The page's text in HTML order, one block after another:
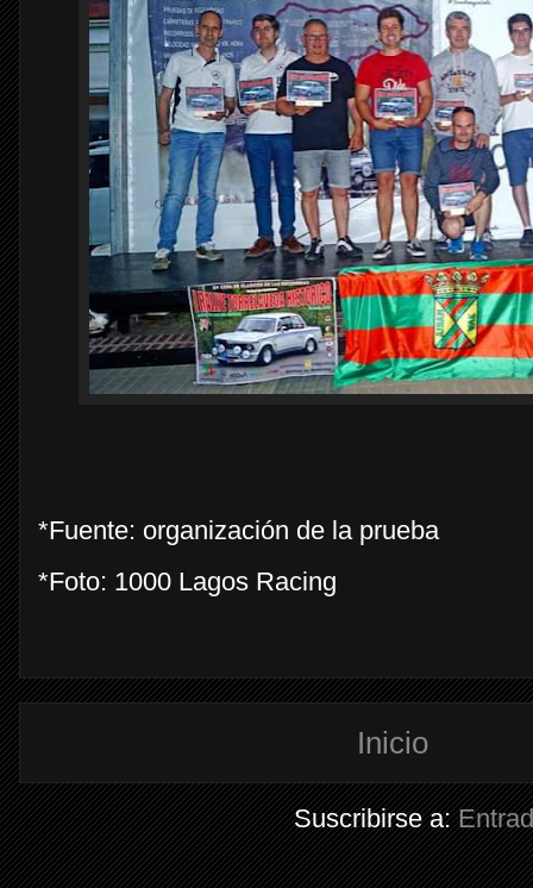
*Fuente: organización de la prueba
*Foto: 1000 Lagos Racing
Inicio
Suscribirse a: